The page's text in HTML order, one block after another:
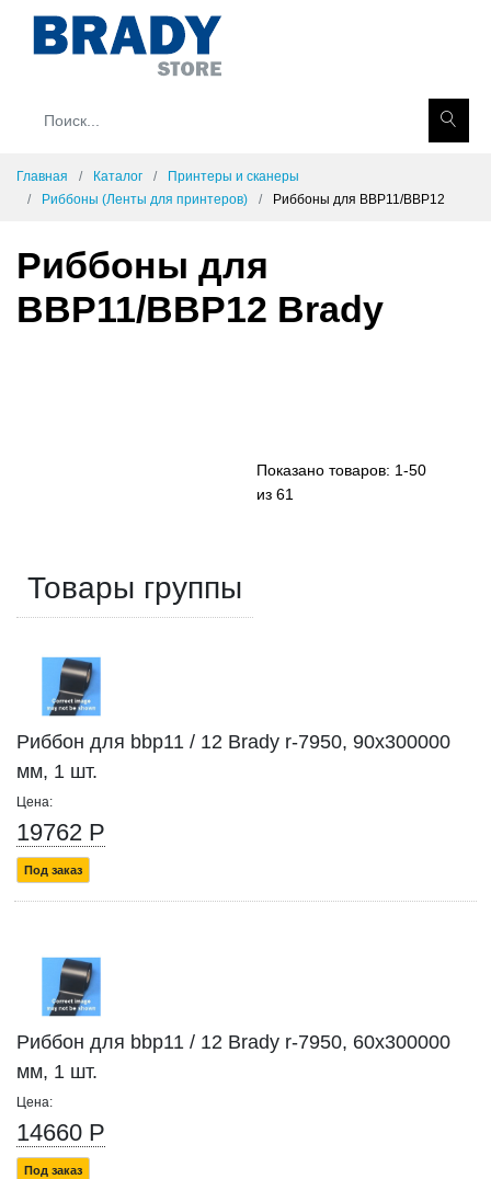
Главная Каталог
Принтеры и сканеры
Риббоны (Ленты для принтеров)
Риббоны для BBP11/BBP12
Риббоны для
BBP11/BBP12 Brady
Показано товаров: 1-50
из 61
Товары группы
Риббон для bbp11 / 12 Brady r-7950, 90x300000
мм, 1 шт.
Цена:
19762 Р
Под заказ
Риббон для bbp11 / 12 Brady r-7950, 60x300000
мм, 1 шт.
Цена:
14660 Р
Под заказ